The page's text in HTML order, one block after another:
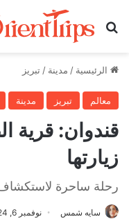
بحث عن
الرئيسية / مدينة / تبريز
معالم تبريز مدينة
قندوان: قرية
زيارتها
رحلة ساحرة
سايه شمس نوفمبر 6, 2024